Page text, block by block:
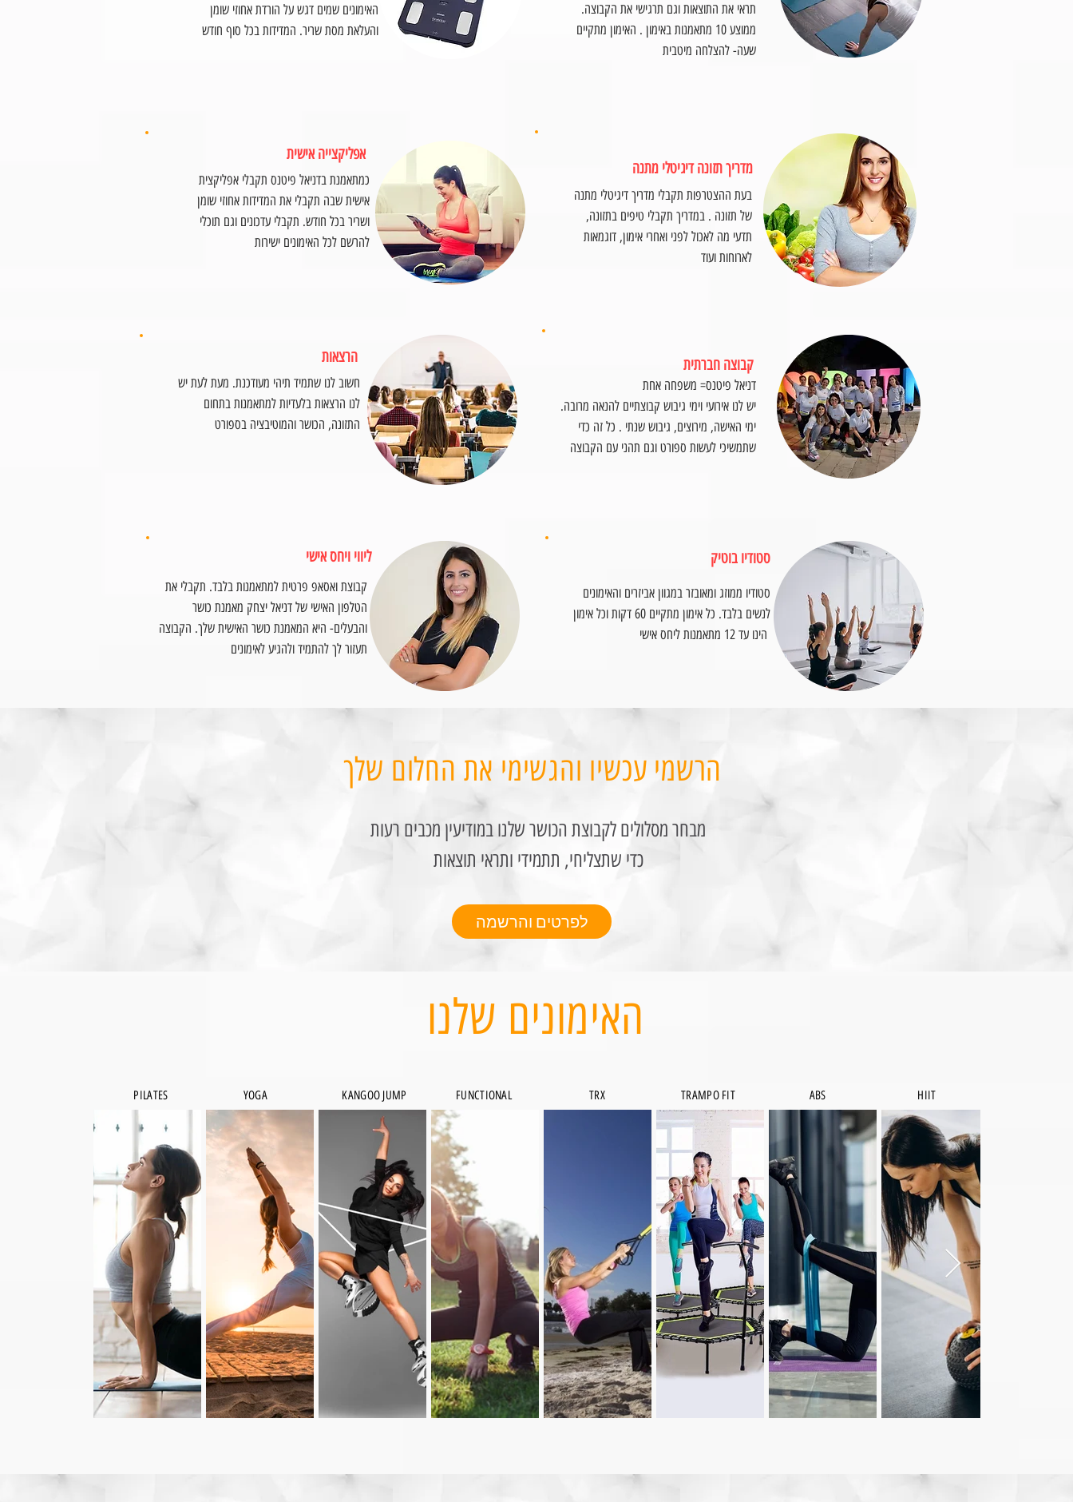
האימונים שמים דגש על הורדת אחוזי שומן
והעלאת מסת שריר. המדידות בכל סוף חודש
תראי את התוצאות וגם תרגישי את הקבוצה.
ממוצע 10 מתאמנות באימון
. האימון מתקיים
שעה- להצלחה מיטבית
אפליקצייה אישית
כמתאמנת בדניאל פיטנס תקבלי אפליקצית
אישית שבה תקבלי את המדידות אחוזי שומן
ושריר בכל חודש. תקבלי עדכונים וגם תוכלי
להרשם לכל האימונים ישירות
מדריך תזונה דיגיטלי מתנה
בעת ההצטרפות תקבלי מדריך דיגיטלי מתנה
של תזונה . במדריך תקבלי טיפים בתזונה,
תדעי מה לאכול לפני ואחרי אימון, דוגמאות
לארוחות ועוד
הרצאות
חשוב לנו שתמיד תיהי מעודכנת. מעת לעת יש
לנו הרצאות בלעדיות למתאמנות בתחום
התזונה, הכושר והמוטיבציה בספורט
קבוצה חברתית
דניאל פיטנס= משפחה אחת
יש לנו אירועי וימי גיבוש קבוצתיים להנאה מרובה.
ימי האישה, מירוצים, גיבוש שנתי . כל זה כדי
שתמשיכי לעשות ספורט וגם תהני עם הקבוצה
ליווי ויחס אישי
קבוצת ואסאפ פרטית למתאמנות בלבד. תקבלי את
הטלפון האישי של דניאל יצחק מאמנת כושר
והבעלים- היא המאמנת כושר האישית שלך. הקבוצה
תעזור לך להתמיד ולהגיע לאימונים
סטודיו בוטיק
סטודיו ממוזג ומאובזר במגוון אביזרים והאימונים
לנשים בלבד. כל אימון מתקיים 60 דקות וכל אימון
הרשמי עכשיו והגשימי את החלום שלך
מבחר מסלולים לקבוצת הכושר שלנו במודיעין מכבים רעות
כדי שתצליחי, תתמידי ותראי תוצאות
לפרטים והרשמה
האימונים שלנו
PILATES YOGA KANGOO JUMP FUNCTIONAL TRX TRAMPO FIT ABS HIIT